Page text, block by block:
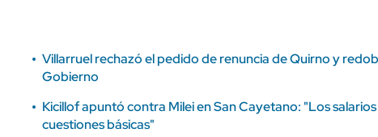
Villarruel rechazó el pedido de renuncia de Quirno y
Gobierno
Kicillof apuntó contra Milei en San Cayetano: "Los
cuestiones básicas"